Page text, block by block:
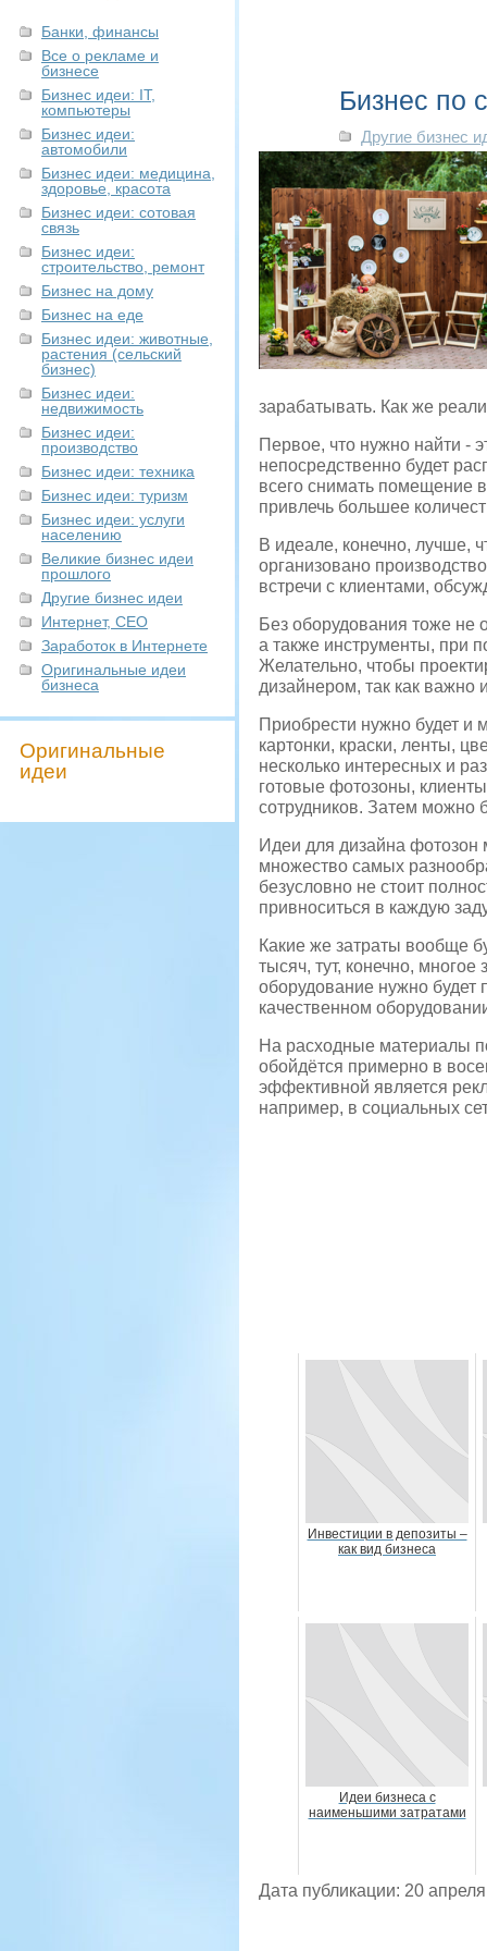
Банки, финансы
Все о рекламе и
бизнесе
Бизнес идеи: IT,
компьютеры
Бизнес идеи:
автомобили
Бизнес идеи: медицина,
здоровье, красота
Бизнес идеи: сотовая
связь
Бизнес идеи:
строительство, ремонт
Бизнес на дому
Бизнес на еде
Бизнес идеи: животные,
растения (сельский
бизнес)
Бизнес идеи:
недвижимость
Бизнес идеи:
производство
Бизнес идеи: техника
Бизнес идеи: туризм
Бизнес идеи: услуги
населению
Великие бизнес идеи
прошлого
Другие бизнес идеи
Интернет, СЕО
Заработок в Интернете
Оригинальные идеи
бизнеса
Оригинальные
идеи
Бизнес по
Другие бизнес
зарабатывать. Как же
Первое, что нужно найти -
непосредственно будет
всего снимать помещение
привлечь большее
В идеале, конечно, лучше,
организовано
встречи с клиентами,
Без оборудования тоже не
а также инструменты, при
Желательно, чтобы
дизайнером, так как
Приобрести нужно будет и
картонки, краски, ленты,
несколько интересных и
готовые фотозоны,
сотрудников. Затем можно
Идеи для дизайна фотозон
множество самых
безусловно не стоит
привноситься в каждую
Какие же затраты вообще
тысяч, тут, конечно,
оборудование нужно будет
качественном
На расходные материалы
обойдётся примерно в
эффективной является
например, в социальных
Инвестиции в депозиты –
как вид бизнеса
Идеи бизнеса с
наименьшими затратами
Дата публикации: 20